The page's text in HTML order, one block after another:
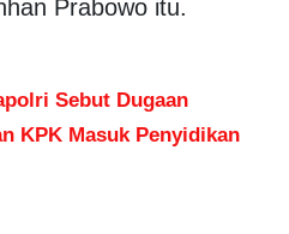
Prabowo itu.
Sebut Dugaan
KPK Masuk Penyidikan